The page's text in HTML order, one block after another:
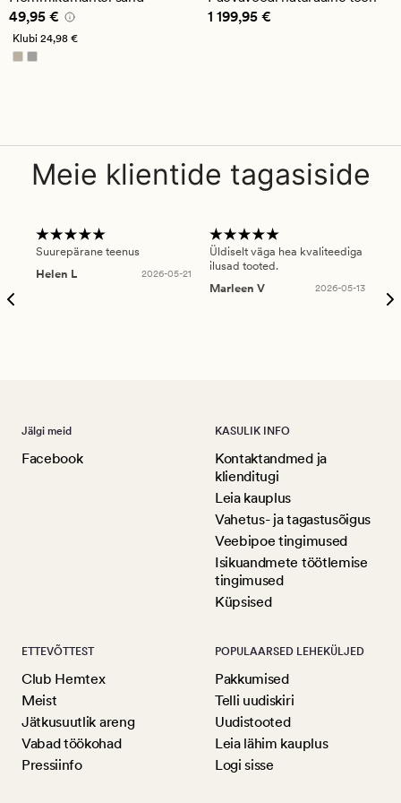
Pris_ee 49,95 €
49,95 €
Klubi 24,98 €
Pris_ee 1 199,95 €
1 199,95 €
Meie klientide tagasiside
Suurepärane teenus
Helen L
2026-05-21
Üldiselt väga hea kvaliteediga
ilusad tooted.
Marleen V
2026-05-13
Jälgi meid
Facebook
KASULIK INFO
Kontaktandmed ja
klienditugi
Leia kauplus
Vahetus- ja tagastusõigus
Veebipoe tingimused
Isikuandmete töötlemise
tingimused
Küpsised
ETTEVÕTTEST
Club Hemtex
Meist
Jätkusuutlik areng
Vabad töökohad
Pressiinfo
POPULAARSED LEHEKÜLJED
Pakkumised
Telli uudiskiri
Uudistooted
Leia lähim kauplus
Logi sisse